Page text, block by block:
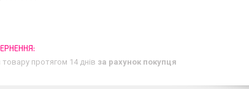
протягом 14 днів за рахунок покупця